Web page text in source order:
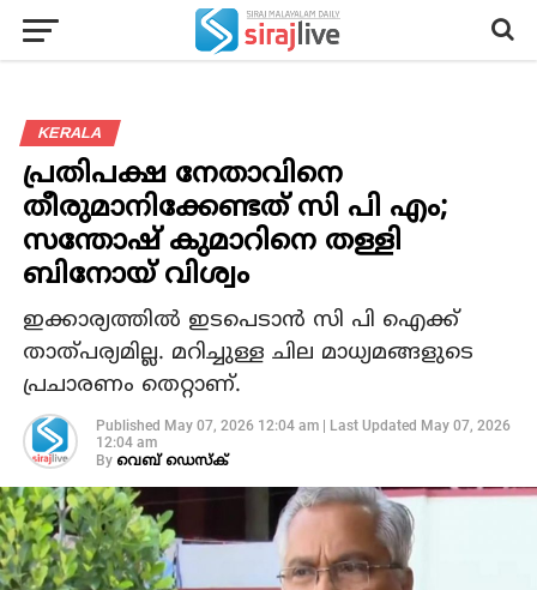
KERALA
പ്രതിപക്ഷ നേതാവിനെ
തീരുമാനിക്കേണ്ടത് സി പി എം;
സന്തോഷ് കുമാറിനെ തള്ളി
ബിനോയ് വിശ്വം
ഇക്കാര്യത്തില്‍ ഇടപെടാന്‍ സി പി ഐക്ക്
താത്പര്യമില്ല. മറിച്ചുള്ള ചില മാധ്യമങ്ങളുടെ
പ്രചാരണം തെറ്റാണ്.
Published May 07, 2026 12:04 am| Last Updated May 07, 2026
12:04 am
By വെബ് ഡെസ്‌ക്